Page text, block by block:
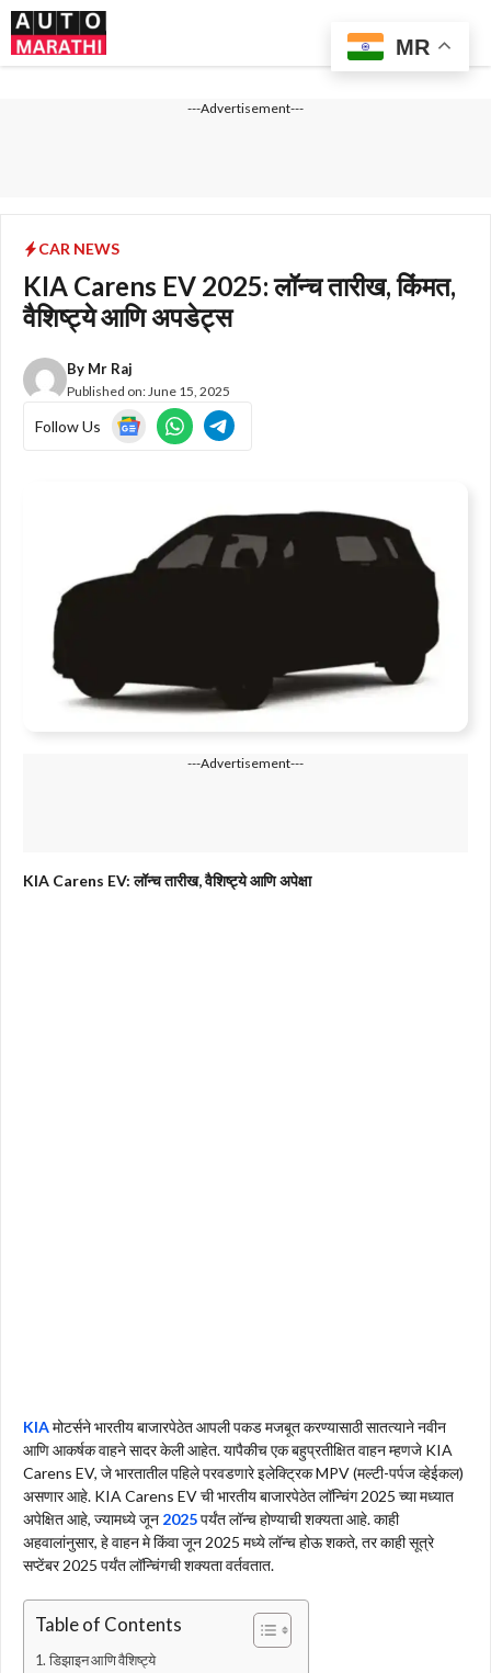
Skip
to
content
---Advertisement---
CAR NEWS
KIA Carens EV 2025: लॉन्च तारीख, किंमत,
वैशिष्ट्ये आणि अपडेट्स
By Mr Raj
Published on: June 15, 2025
Follow Us
---Advertisement---
KIA Carens EV: लॉन्च तारीख, वैशिष्ट्ये आणि अपेक्षा
KIAमोटर्सने भारतीय बाजारपेठेत आपली पकड मजबूत करण्यासाठी सातत्याने नवीन
आणि आकर्षक वाहने सादर केली आहेत. यापैकीच एक बहुप्रतीक्षित वाहन म्हणजे KIA
Carens EV, जे भारतातील पहिले परवडणारे इलेक्ट्रिक MPV (मल्टी-पर्पज व्हेईकल)
असणार आहे. KIA Carens EV ची भारतीय बाजारपेठेत लॉन्चिंग 2025 च्या मध्यात
अपेक्षित आहे, ज्यामध्ये जून 2025पर्यंत लॉन्च होण्याची शक्यता आहे. काही
अहवालांनुसार, हे वाहन मे किंवा जून 2025 मध्ये लॉन्च होऊ शकते, तर काही सूत्रे
सप्टेंबर 2025 पर्यंत लॉन्चिंगची शक्यता वर्तवतात.
Table of Contents
डिझाइन आणि वैशिष्ट्ये
MR